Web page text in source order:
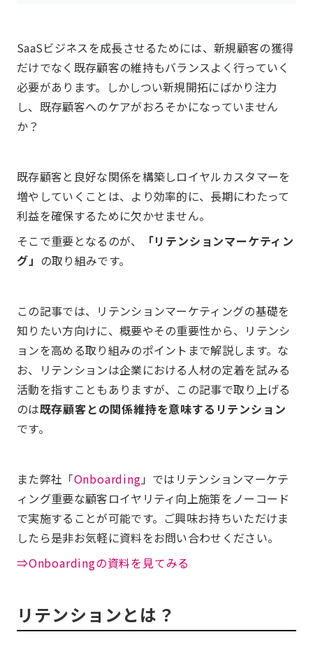
SaaSビジネスを成長させるためには、新規顧客の獲得
だけでなく既存顧客の維持もバランスよく行っていく
必要があります。しかしつい新規開拓にばかり注力
し、既存顧客へのケアがおろそかになっていません
か？
既存顧客と良好な関係を構築しロイヤルカスタマーを
増やしていくことは、より効率的に、長期にわたって
利益を確保するために欠かせません。
そこで重要となるのが、
「リテンションマーケティン
グ」 の取り組みです。
この記事では、リテンションマーケティングの基礎を
知りたい方向けに、概要やその重要性から、リテンシ
ョンを高める取り組みのポイントまで解説します。な
お、リテンションは企業における人材の定着を試みる
活動を指すこともありますが、この記事で取り上げる
のは既存顧客との関係維持を意味するリテンション
です。
また弊社「Onboarding 」ではリテンションマーケテ
ィング重要な顧客ロイヤリティ向上施策をノーコード
で実施することが可能です。ご興味お持ちいただけま
したら是非お気軽に資料をお問い合わせください。
⇒Onboardingの資料を見てみる
リテンションとは？